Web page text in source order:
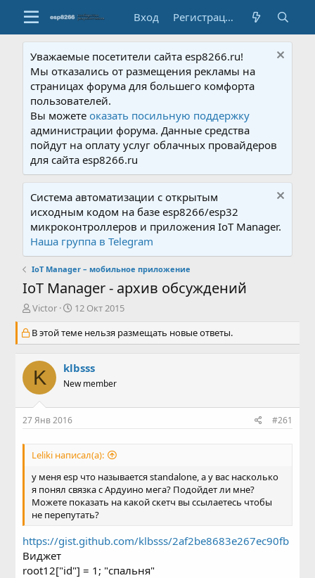
Вход Регистрация
Уважаемые посетители сайта esp8266.ru!
Мы отказались от размещения рекламы на
страницах форума для большего комфорта
пользователей.
Вы можетеоказать посильную поддержку
администрации форума. Данные средства
пойдут на оплату услуг облачных провайдеров
для сайта esp8266.ru
Система автоматизации с открытым
исходным кодом на базе esp8266/esp32
микроконтроллеров и приложения IoT Manager.
Наша группа в Telegram
IoT Manager – мобильное приложение
IoT Manager - архив обсуждений
А
т
о
р
т
е
м
ы
Victor
Д
т
а
а
ч
л
12 Окт 2015
В этой теме нельзя размещать новые ответы.
K klbsss
New member
27 Янв 2016 #261
Leliki написал(а):
у меня esp что называется standalone, а у вас насколько
я понял связка с Ардуино мега? Подойдет ли мне?
Можете показать на какой скетч вы ссылаетесь чтобы
не перепутать?
https://gist.github.com/klbsss/2af2be8683e267ec90fb
Виджет
root12["id"] = 1; "спальня"